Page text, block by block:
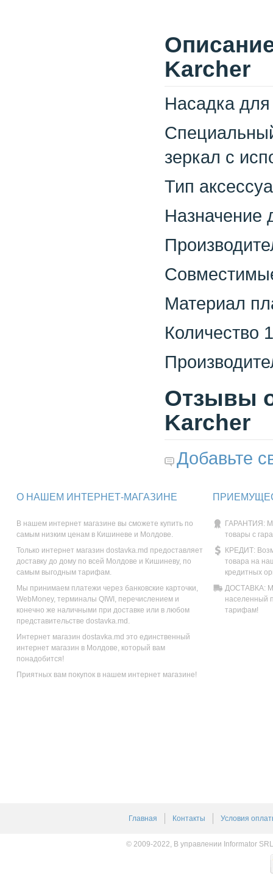
Karcher
Насадка
зеркал с
Тип
Назначение
Материал
Количество
Отзывы
Karcher
Добавьте
О НАШЕМ ИНТЕРНЕТ-МАГАЗИНЕ
В нашем интернет магазине вы сможете купить по
самым низким ценам в Кишиневе и Молдове.
Только интернет магазин dostavka.md предоставляет
доставку до дому по всей Молдове и Кишиневу, по
самым выгодным тарифам.
Мы принимаем платежи через банковские карточки,
WebMoney, терминалы QIWI, перечислением и
конечно же наличными при доставке или в любом
представительстве dostavka.md.
Интернет магазин dostavka.md это единственный
интернет магазин в Молдове, который вам
понадобится!
Приятных вам покупок в нашем интернет магазине!
ГАРАНТИЯ:
товары с
КРЕДИТ:
товара на
кредитных
ДОСТАВКА:
населенный
тарифам!
Главная Контакты Условия
© 2009-2022, В управлении Informator SRL